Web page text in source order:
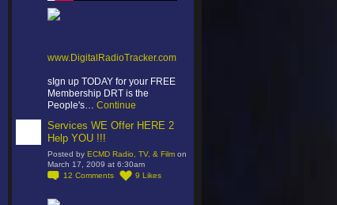
www.DigitalRadioTracker.com
sIgn up TODAY for your FREE
Membership DRT is the
People's… Continue
Services WE Offer HERE 2
Help YOU !!!
Posted by ECMD Radio, TV, & Film on
March 17, 2009 at 6:30am
12 Comments 9 Likes